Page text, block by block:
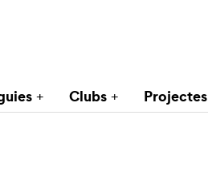
Clubs Projectes